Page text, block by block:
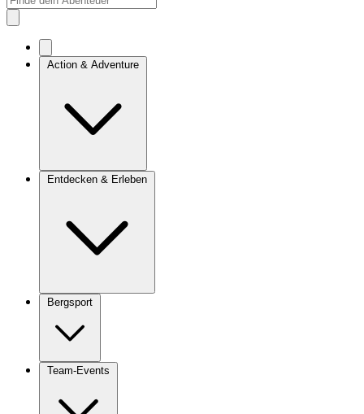
Action & Adventure
Entdecken & Erleben
Bergsport
Team-Events